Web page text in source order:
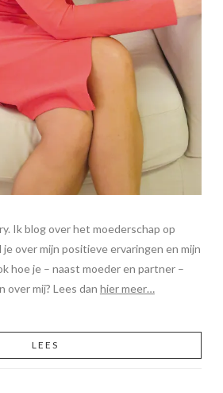
Ik blog over het moederschap op
over mijn positieve ervaringen en mijn
hoe je – naast moeder en partner –
mij? Lees dan hier meer…
LEES